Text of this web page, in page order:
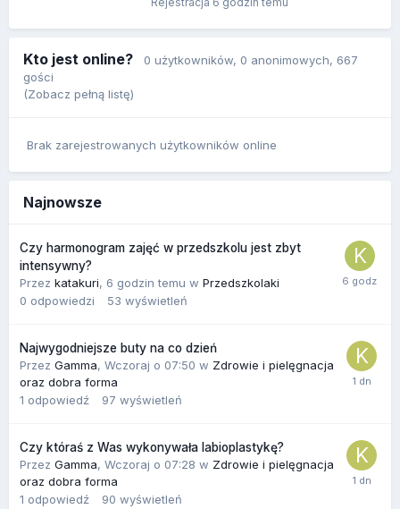
Kto jest online? 0 użytkowników, 0 anonimowych, 667
gości
(Zobacz pełną listę)
Brak zarejestrowanych użytkowników online
Najnowsze
Czy harmonogram zajęć w przedszkolu jest zbyt
intensywny?
Przez katakuri, 6 godzin temu w Przedszkolaki
0 odpowiedzi 53 wyświetleń
Najwygodniejsze buty na co dzień
Przez Gamma, Wczoraj o 07:50 w Zdrowie i pielęgnacja
oraz dobra forma
1 odpowiedź 97 wyświetleń
Czy któraś z Was wykonywała labioplastykę?
Przez Gamma, Wczoraj o 07:28 w Zdrowie i pielęgnacja
oraz dobra forma
1 odpowiedź 90 wyświetleń